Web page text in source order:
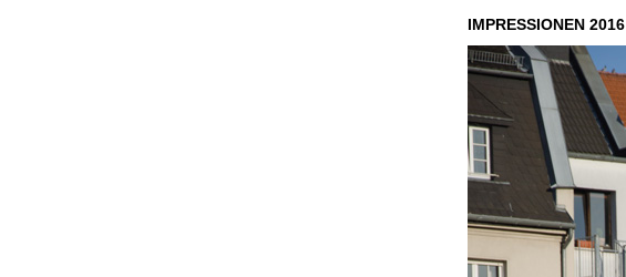
IMPRESSIONEN 2016